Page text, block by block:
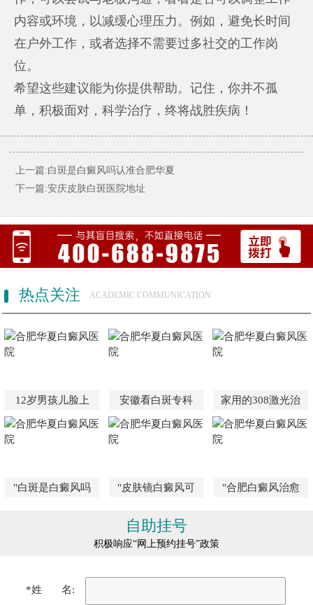
内容或环境，以减缓心理压力。例如，避免长时间
在户外工作，或者选择不需要过多社交的工作岗
位。
希望这些建议能为你提供帮助。记住，你并不孤
单，积极面对，科学治疗，终将战胜疾病！
上一篇:白斑是白癜风吗认准合肥华夏
下一篇:安庆皮肤白斑医院地址
热点关注 ACADEMIC COMMUNICATION
12岁男孩儿脸上 安徽看白斑专科 家用的308激光治
"白斑是白癜风吗 "皮肤镜白癜风可 "合肥白癜风治愈
自助挂号
积极响应“网上预约挂号”政策
*姓 名: